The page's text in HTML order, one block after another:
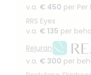
v.a. € 450 per
RRS Eyes
v.a. € 135 per
Rejuran
v.a. € 300 per